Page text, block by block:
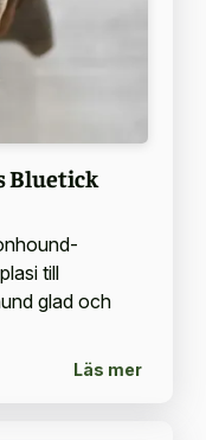
Bluetick
till
glad och
Läs mer